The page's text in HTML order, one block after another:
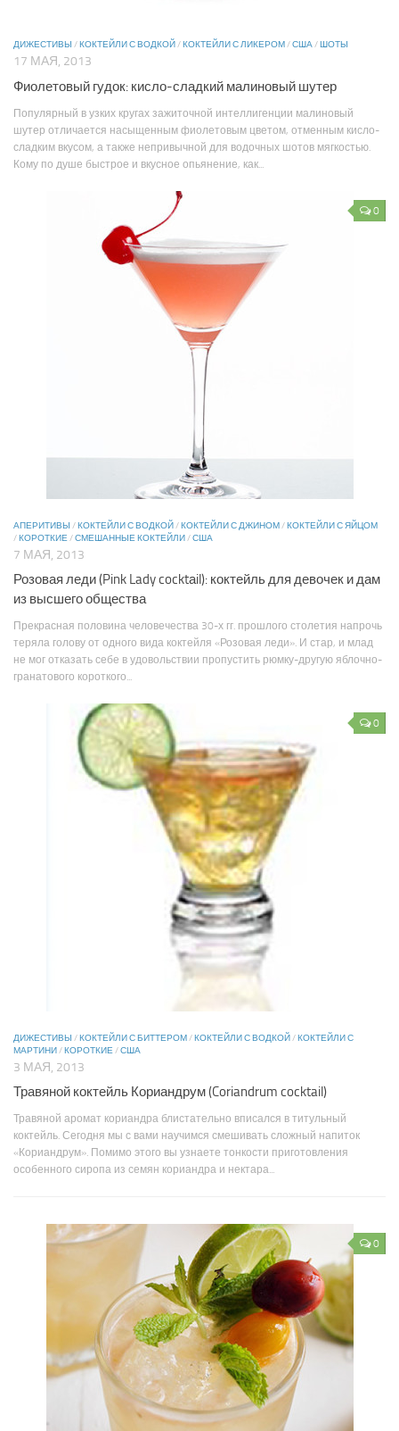
ДИЖЕСТИВЫ / КОКТЕЙЛИ С ВОДКОЙ / КОКТЕЙЛИ С ЛИКЕРОМ /США/ ШОТЫ
17 МАЯ, 2013
Фиолетовый гудок: кисло-сладкий малиновый шутер
Популярный в узких кругах зажиточной интеллигенции малиновый
шутер отличается насыщенным фиолетовым цветом, отменным кисло-
сладким вкусом, а также непривычной для водочных шотов мягкостью.
Кому по душе быстрое и вкусное опьянение, как...
0
АПЕРИТИВЫ /КОКТЕЙЛИ С ВОДКОЙ/КОКТЕЙЛИ С ДЖИНОМ/КОКТЕЙЛИ С ЯЙЦОМ
/КОРОТКИЕ/СМЕШАННЫЕ КОКТЕЙЛИ/США
7 МАЯ, 2013
Розовая леди (Pink Lady cocktаil): коктейль для девочек и дам
из высшего общества
Прекрасная половина человечества 30-х гг. прошлого столетия напрочь
теряла голову от одного вида коктейля «Розовая леди». И стар, и млад
не мог отказать себе в удовольствии пропустить рюмку-другую яблочно-
гранатового короткого...
0
ДИЖЕСТИВЫ /КОКТЕЙЛИ С БИТТЕРОМ/КОКТЕЙЛИ С ВОДКОЙ/КОКТЕЙЛИ С
МАРТИНИ/КОРОТКИЕ/США
3 МАЯ, 2013
Травяной коктейль Кориандрум (Coriandrum cocktail)
Травяной аромат кориандра блистательно вписался в титульный
коктейль. Сегодня мы с вами научимся смешивать сложный напиток
«Кориандрум». Помимо этого вы узнаете тонкости приготовления
особенного сиропа из семян кориандра и нектара...
0